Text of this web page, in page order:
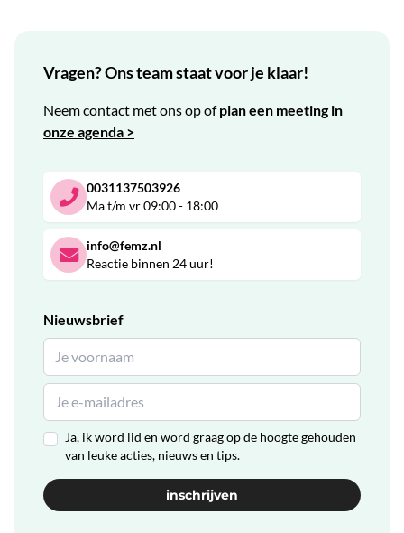
Vragen? Ons team staat voor je klaar!
Neem contact met ons op ofplan een meeting in
onze agenda >
0031137503926
Ma t/m vr 09:00 - 18:00
info@femz.nl
Reactie binnen 24 uur!
Nieuwsbrief
Ja, ik word lid en word graag op de hoogte gehouden
van leuke acties, nieuws en tips.